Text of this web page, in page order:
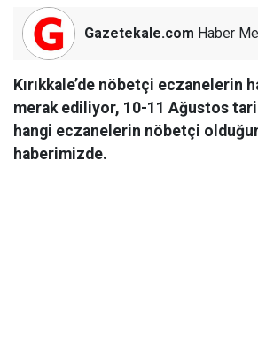
Gazetekale.com Haber
Kırıkkale’de nöbetçi eczanelerin
merak ediliyor, 10-11 Ağustos
hangi eczanelerin nöbetçi
haberimizde.